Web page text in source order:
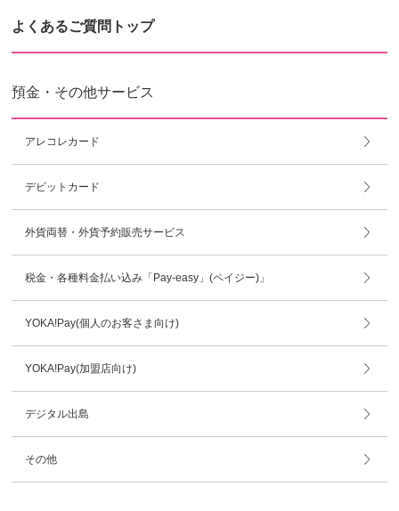
よくあるご質問トップ
預金・その他サービス
アレコレカード
デビットカード
外貨両替・外貨予約販売サービス
税金・各種料金払い込み「Pay-easy」(ペイジー)」
YOKA!Pay(個人のお客さま向け)
YOKA!Pay(加盟店向け)
デジタル出島
その他